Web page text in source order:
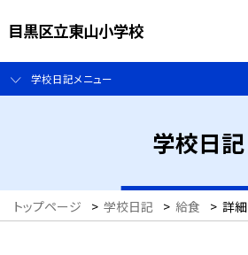
目黒区立東山小学校
学校日記メニュー
学校日記
トップページ > 学校日記 > 給食 > 詳細